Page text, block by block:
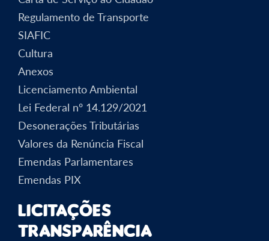
Regulamento de Transporte
SIAFIC
Cultura
Anexos
Licenciamento Ambiental
Lei Federal nº 14.129/2021
Desonerações Tributárias
Valores da Renúncia Fiscal
Emendas Parlamentares
Emendas PIX
Licitações
Transparência